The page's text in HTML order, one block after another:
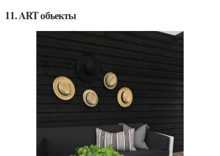
11. ART объекты